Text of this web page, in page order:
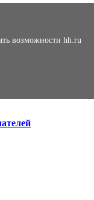
возможности hh.ru